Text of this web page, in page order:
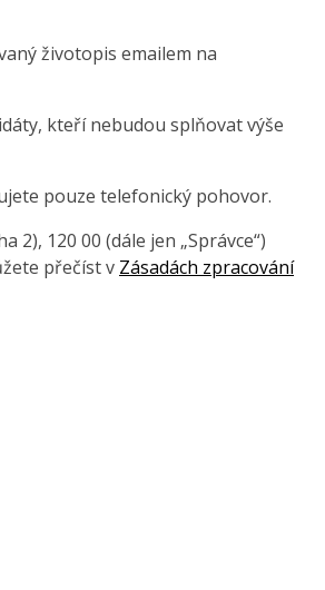
životopis emailem na
kteří nebudou splňovat výše
pouze telefonický pohovor.
2), 120 00 (dále jen „Správce“)
přečíst v Zásadách zpracování